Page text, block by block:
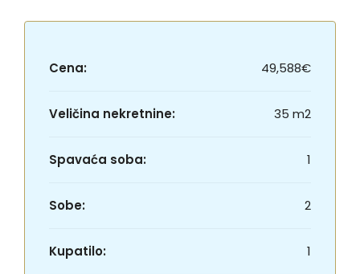
Cena: 49,588€
Veličina nekretnine: 35 m2
Spavaća soba: 1
Sobe: 2
Kupatilo: 1